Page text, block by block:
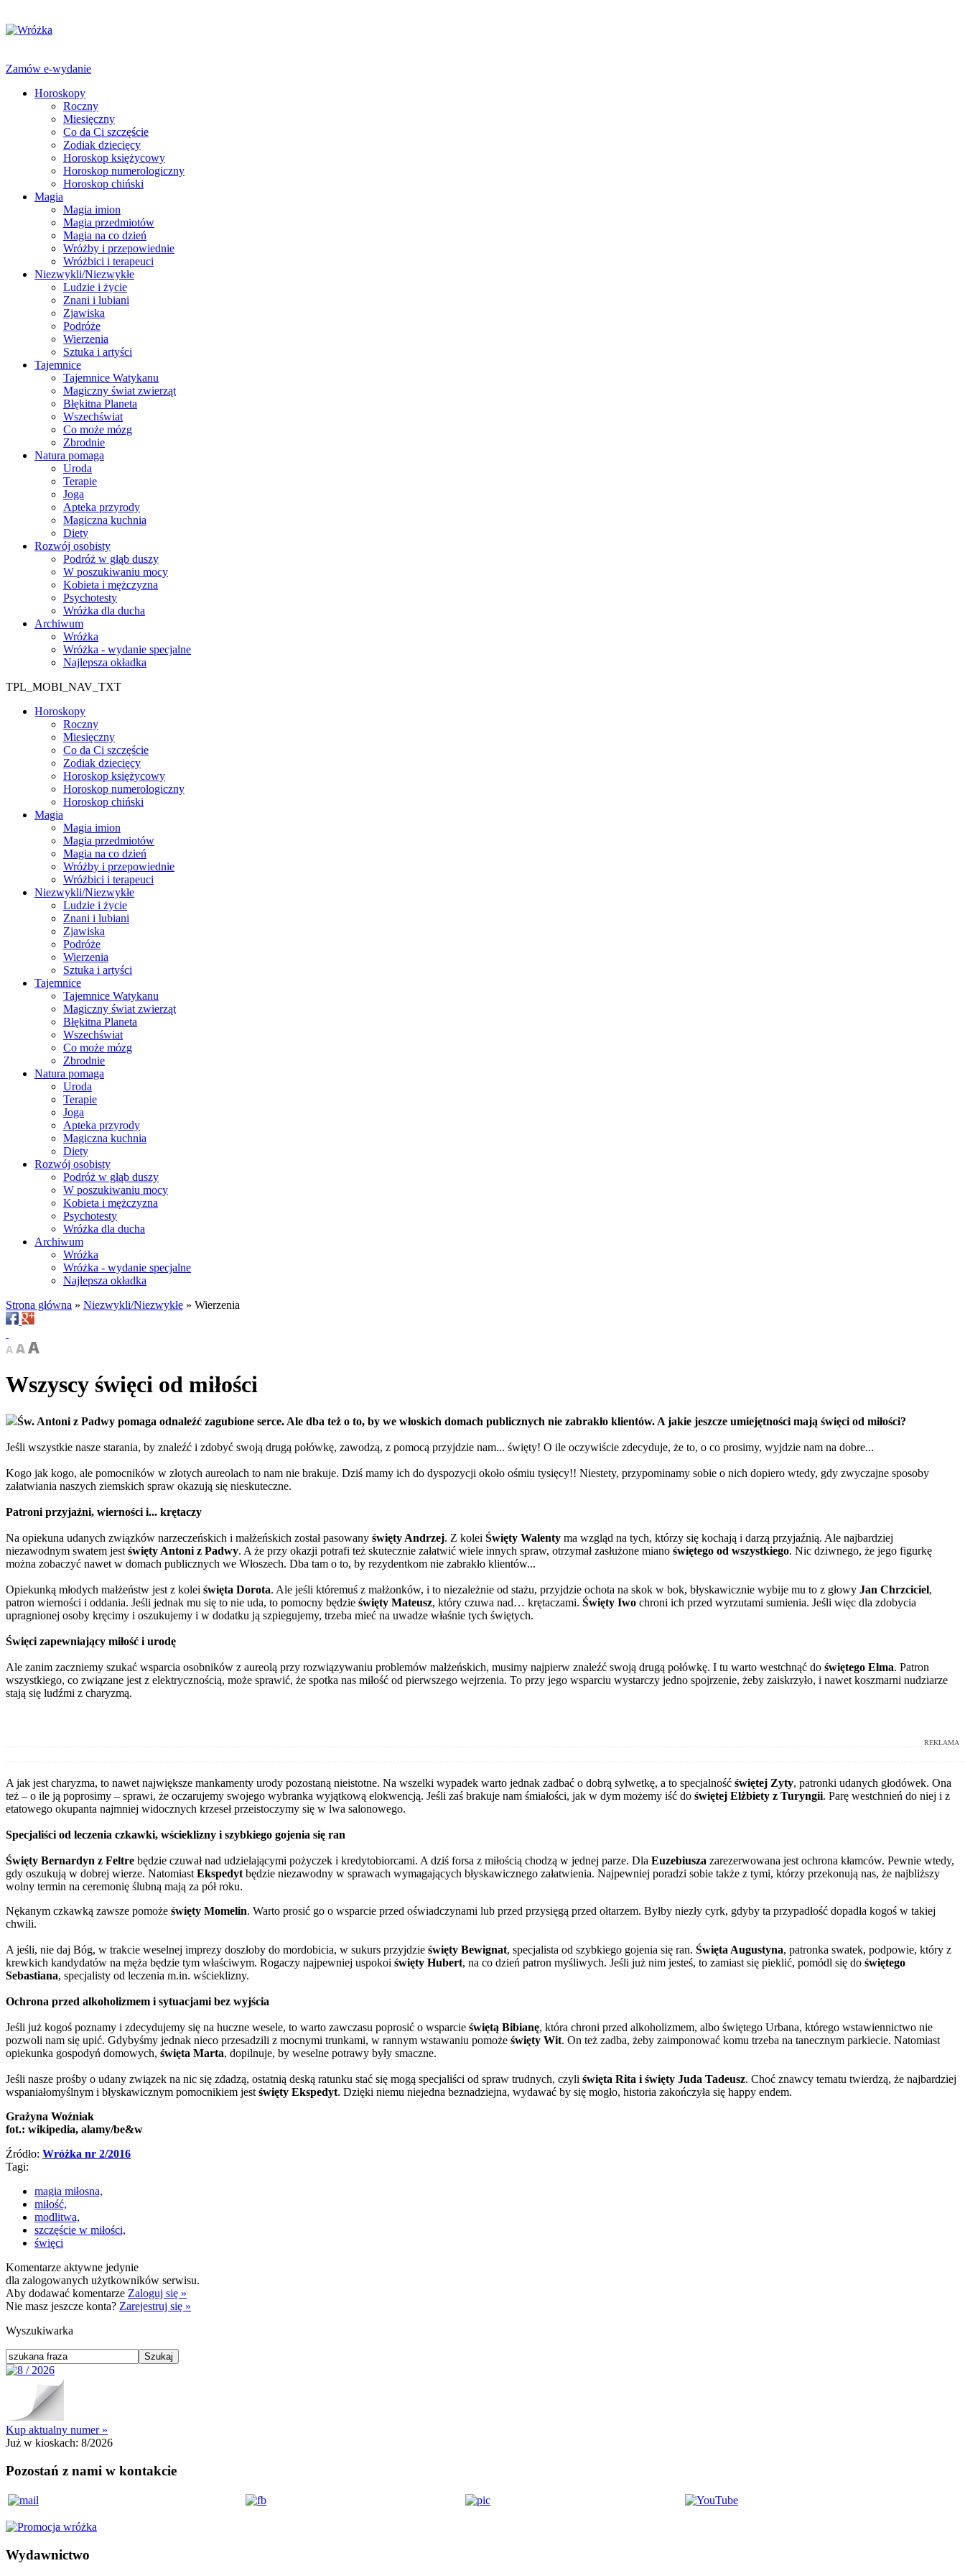
Zamów e-wydanie
Horoskopy
Roczny
Miesięczny
Co da Ci szczęście
Zodiak dziecięcy
Horoskop księżycowy
Horoskop numerologiczny
Horoskop chiński
Magia
Magia imion
Magia przedmiotów
Magia na co dzień
Wróżby i przepowiednie
Wróżbici i terapeuci
Niezwykli/Niezwykłe
Ludzie i życie
Znani i lubiani
Zjawiska
Podróże
Wierzenia
Sztuka i artyści
Tajemnice
Tajemnice Watykanu
Magiczny świat zwierząt
Błękitna Planeta
Wszechświat
Co może mózg
Zbrodnie
Natura pomaga
Uroda
Terapie
Joga
Apteka przyrody
Magiczna kuchnia
Diety
Rozwój osobisty
Podróż w głąb duszy
W poszukiwaniu mocy
Kobieta i mężczyzna
Psychotesty
Wróżka dla ducha
Archiwum
Wróżka
Wróżka - wydanie specjalne
Najlepsza okładka
TPL_MOBI_NAV_TXT
Horoskopy
Roczny
Miesięczny
Co da Ci szczęście
Zodiak dziecięcy
Horoskop księżycowy
Horoskop numerologiczny
Horoskop chiński
Magia
Magia imion
Magia przedmiotów
Magia na co dzień
Wróżby i przepowiednie
Wróżbici i terapeuci
Niezwykli/Niezwykłe
Ludzie i życie
Znani i lubiani
Zjawiska
Podróże
Wierzenia
Sztuka i artyści
Tajemnice
Tajemnice Watykanu
Magiczny świat zwierząt
Błękitna Planeta
Wszechświat
Co może mózg
Zbrodnie
Natura pomaga
Uroda
Terapie
Joga
Apteka przyrody
Magiczna kuchnia
Diety
Rozwój osobisty
Podróż w głąb duszy
W poszukiwaniu mocy
Kobieta i mężczyzna
Psychotesty
Wróżka dla ducha
Archiwum
Wróżka
Wróżka - wydanie specjalne
Najlepsza okładka
Strona główna » Niezwykli/Niezwykłe » Wierzenia
Wszyscy święci od miłości
Św. Antoni z Padwy pomaga odnaleźć zagubione serce. Ale dba też o to, by we włoskich domach publicznych nie zabrakło klientów. A jakie jeszcze umiejętności mają święci od miłości?
Jeśli wszystkie nasze starania, by znaleźć i zdobyć swoją drugą połówkę, zawodzą, z pomocą przyjdzie nam... święty! O ile oczywiście zdecyduje, że to, o co prosimy, wyjdzie nam na dobre...
Kogo jak kogo, ale pomocników w złotych aureolach to nam nie brakuje. Dziś mamy ich do dyspozycji około ośmiu tysięcy!! Niestety, przypominamy sobie o nich dopiero wtedy, gdy zwyczajne sposoby
załatwiania naszych ziemskich spraw okazują się nieskuteczne.
Patroni przyjaźni, wierności i... krętaczy
Na opiekuna udanych związków narzeczeńskich i małżeń­­skich został pasowany święty Andrzej. Z kolei Święty Walenty ma wzgląd na tych, którzy się kochają i darzą przyjaźnią. Ale najbardziej
niezawodnym swatem jest święty Antoni z Padwy. A że przy okazji potrafi też skutecznie załatwić wiele innych spraw, otrzymał zasłużone miano świętego od wszystkiego. Nic dziwnego, że jego figurkę
można zobaczyć nawet w domach publicznych we Włoszech. Dba tam o to, by rezydentkom nie zabrakło klientów...
Opiekunką młodych małżeństw jest z kolei święta Dorota. Ale jeśli któremuś z małżonków, i to niezależnie od stażu, przyjdzie ochota na skok w bok, błyskawicznie wybije mu to z głowy Jan Chrzciciel,
patron wierności i oddania. Jeśli jednak mu się to nie uda, to pomocny będzie święty Mateusz, który czuwa nad… krętaczami. Święty Iwo chroni ich przed wyrzutami sumienia. Jeśli więc dla zdobycia
upragnionej osoby kręcimy i oszukujemy i w dodatku ją szpiegujemy, trzeba mieć na uwadze właśnie tych świętych.
Święci zapewniający miłość i urodę
Ale zanim zaczniemy szukać wsparcia osobników z aureolą przy rozwiązywaniu problemów małżeńskich, musimy najpierw znaleźć swoją drugą połówkę. I tu warto westchnąć do świętego Elma. Patron
wszystkiego, co związane jest z elektrycznością, może sprawić, że spotka nas miłość od pierwszego wejrzenia. To przy jego wsparciu wystarczy jedno spojrzenie, żeby zaiskrzyło, i nawet koszmarni nudziarze
stają się ludźmi z charyzmą.
REKLAMA
A jak jest charyzma, to nawet największe mankamenty urody pozostaną nieistotne. Na wszelki wypadek warto jednak zadbać o dobrą sylwetkę, a to specjalność świętej Zyty, patronki udanych głodówek. Ona
też – o ile ją poprosimy – sprawi, że oczarujemy swojego wybranka wyjątkową elokwencją. Jeśli zaś brakuje nam śmiałości, jak w dym możemy iść do świętej Elżbiety z Turyngii. Parę westchnień do niej i z
etatowego okupanta najmniej widocznych krzeseł przeistoczymy się w lwa salonowego.
Specjaliści od leczenia czkawki, wścieklizny i szybkiego gojenia się ran
Święty Bernardyn z Feltre będzie czuwał nad udzielającymi pożyczek i kredytobiorcami. A dziś forsa z miłością chodzą w jednej parze. Dla Euzebiusza zarezerwowana jest ochrona kłamców. Pewnie wtedy,
gdy oszukują w dobrej wierze. Natomiast Ekspedyt będzie niezawodny w sprawach wymagających błyskawicznego załatwienia. Najpewniej poradzi sobie także z tymi, którzy przekonują nas, że najbliższy
wolny termin na ceremonię ślubną mają za pół roku.
Nękanym czkawką zawsze pomoże święty Momelin. Warto prosić go o wsparcie przed oświadczynami lub przed przysięgą przed ołtarzem. Byłby niezły cyrk, gdyby ta przypadłość dopadła kogoś w takiej
chwili.
A jeśli, nie daj Bóg, w trakcie weselnej imprezy doszłoby do mordobicia, w sukurs przyjdzie święty Bewignat, specjalista od szybkiego gojenia się ran. Święta Augustyna, patronka swatek, podpowie, który z
krewkich kandydatów na męża będzie tym właściwym. Rogaczy najpewniej uspokoi święty Hubert, na co dzień patron myśliwych. Jeśli już nim jesteś, to zamiast się pieklić, pomódl się do świętego
Sebastiana, specjalisty od leczenia m.in. wścieklizny.
Ochrona przed alkoholizmem i sytuacjami bez wyjścia
Jeśli już kogoś poznamy i zdecydujemy się na huczne wesele, to warto zawczasu poprosić o wsparcie świętą Bibianę, która chroni przed alkoholizmem, albo świętego Urbana, którego wstawiennictwo nie
pozwoli nam się upić. Gdybyśmy jednak nieco przesadzili z mocnymi trunkami, w rannym wstawaniu pomoże święty Wit. On też zadba, żeby zaimponować komu trzeba na tanecznym parkiecie. Natomiast
opiekunka gospodyń domowych, święta Marta, dopilnuje, by weselne potrawy były smaczne.
Jeśli nasze prośby o udany związek na nic się zdadzą, ostatnią deską ratunku stać się mogą specjaliści od spraw trudnych, czyli święta Rita i święty Juda Tadeusz. Choć znawcy tematu twierdzą, że najbardziej
wspaniałomyślnym i błyskawicznym pomocnikiem jest święty Ekspedyt. Dzięki niemu niejedna beznadziejna, wydawać by się mogło, historia zakończyła się happy endem.
Grażyna Woźniak
fot.: wikipedia, alamy/be&w
Źródło: Wróżka nr 2/2016
Tagi:
magia miłosna,
miłość,
modlitwa,
szczęście w miłości,
święci
Komentarze aktywne jedynie
dla zalogowanych użytkowników serwisu.
Aby dodawać komentarze Zaloguj się »
Nie masz jeszcze konta? Zarejestruj się »
Wyszukiwarka
Kup aktualny numer »
Już w kioskach: 8/2026
Pozostań z nami w kontakcie
Wydawnictwo